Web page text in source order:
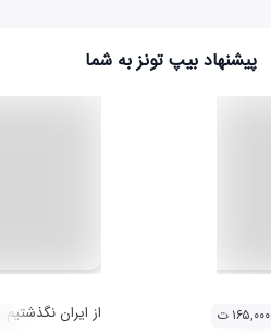
پیشنهاد بیپ تونز به شما
۱۶۵,۰۰۰ ت از ایران نگذشتیم